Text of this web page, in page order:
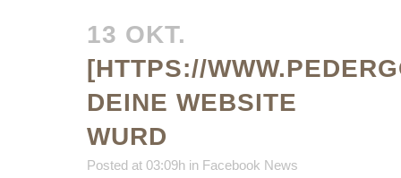
13 OKT.
[HTTPS://
DEINE WEBSITE
WURD
Posted at 03:09h in Facebook News